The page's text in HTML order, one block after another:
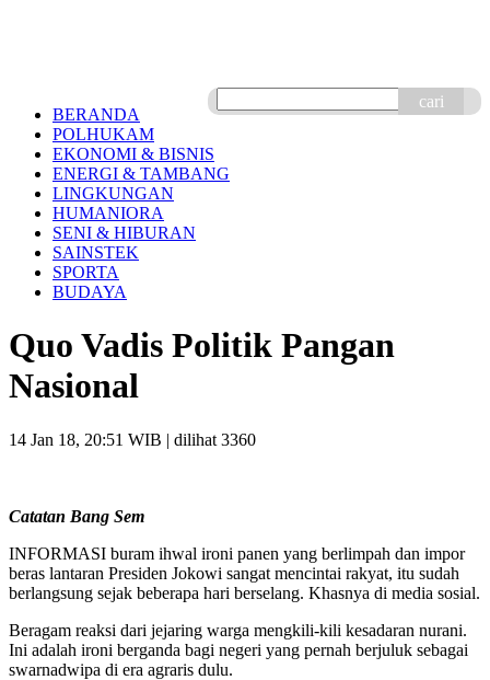
cari
BERANDA
POLHUKAM
EKONOMI & BISNIS
ENERGI & TAMBANG
LINGKUNGAN
HUMANIORA
SENI & HIBURAN
SAINSTEK
SPORTA
BUDAYA
Quo Vadis Politik Pangan
Nasional
14 Jan 18, 20:51 WIB | dilihat 3360
Catatan Bang Sem
INFORMASI buram ihwal ironi panen yang berlimpah dan impor
beras lantaran Presiden Jokowi sangat mencintai rakyat, itu sudah
berlangsung sejak beberapa hari berselang. Khasnya di media sosial.
Beragam reaksi dari jejaring warga mengkili-kili kesadaran nurani.
Ini adalah ironi berganda bagi negeri yang pernah berjuluk sebagai
swarnadwipa di era agraris dulu.